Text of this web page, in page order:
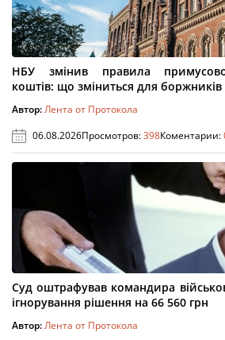
НБУ змінив правила
коштів: що зміниться для боржників
Автор:Лента от Протокола
06.08.2026Просмотров:398Коментарии:
Суд оштрафував командира
ігнорування рішення на 66 560 грн
Автор:Лента от Протокола